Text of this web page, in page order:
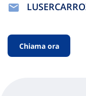
Chiama ora